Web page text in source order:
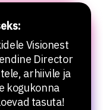
Visionest
Director
arhiivile ja
kogukonna
tasuta!